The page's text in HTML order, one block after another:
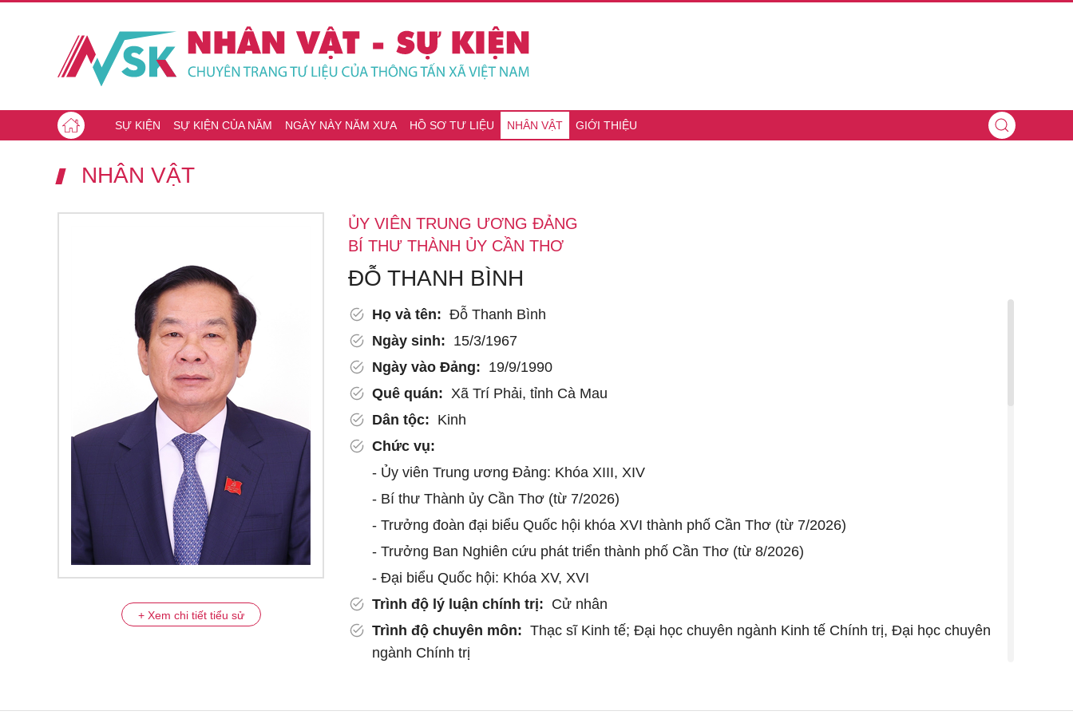
SỰ KIỆN SỰ KIỆN CỦA NĂM NGÀY NÀY NĂM XƯA HỒ SƠ TƯ LIỆU NHÂN VẬT GIỚI THIỆU
NHÂN VẬT
+ Xem chi tiết tiểu sử
ỦY VIÊN TRUNG ƯƠNG ĐẢNG
BÍ THƯ THÀNH ỦY CẦN THƠ
ĐỖ THANH BÌNH
Họ và tên: Đỗ Thanh Bình
Ngày sinh: 15/3/1967
Ngày vào Đảng: 19/9/1990
Quê quán: Xã Trí Phải, tỉnh Cà Mau
Dân tộc: Kinh
Chức vụ:
- Ủy viên Trung ương Đảng: Khóa XIII, XIV
- Bí thư Thành ủy Cần Thơ (từ 7/2026)
- Trưởng đoàn đại biểu Quốc hội khóa XVI thành phố Cần Thơ (từ 7/2026)
- Trưởng Ban Nghiên cứu phát triển thành phố Cần Thơ (từ 8/2026)
- Đại biểu Quốc hội: Khóa XV, XVI
Trình độ lý luận chính trị: Cử nhân
Trình độ chuyên môn: Thạc sĩ Kinh tế; Đại học chuyên ngành Kinh tế Chính trị, Đại học chuyên
ngành Chính trị